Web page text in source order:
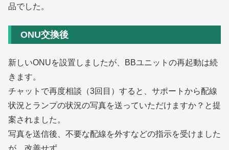
品でした。
ONU交換後
新しいONUを設置しましたが、BBユニットの再起動は続
きます。
チャットで再度相談（3回目）すると、サポートから配線
状況とランプの状況の写真を送っていただけますか？と提
案されました。
写真を送信後、不要な配線を外すなどの指示を受けました
が、改善せず。